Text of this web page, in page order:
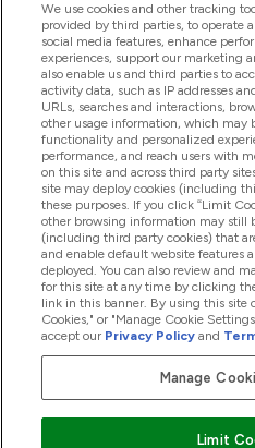
Aiuto & Informazioni
Prodotti
Chi Siamo
Fedeltà & Premi
2026 The Hut.com Ltd
We use cookies and other tracking
provided by third parties, to operate
social media features, enhance
experiences, support our marketing
also enable us and third parties to
activity data, such as IP addresses
URLs, searches and interactions,
other usage information, which may
functionality and personalized
performance, and reach users with
on this site and across third party
site may deploy cookies (including
these purposes. If you click “Limit
other browsing information may still
(including third party cookies) that
and enable default website features
deployed. You can also review and
for this site at any time by clicking
link in this banner. By using this
Cookies," or "Manage Cookie
accept our Privacy Policy and
Manage
Limit